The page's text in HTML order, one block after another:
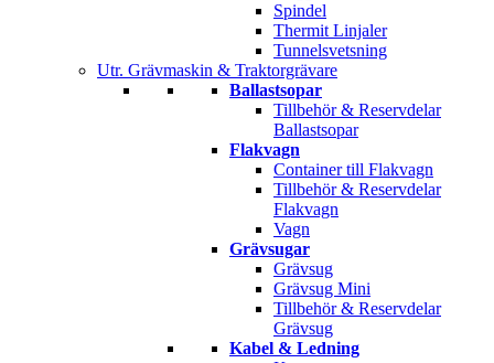
Spindel
Thermit Linjaler
Tunnelsvetsning
Utr. Grävmaskin & Traktorgrävare
Ballastsopar
Tillbehör & Reservdelar
Ballastsopar
Flakvagn
Container till Flakvagn
Tillbehör & Reservdelar
Flakvagn
Vagn
Grävsugar
Grävsug
Grävsug Mini
Tillbehör & Reservdelar
Grävsug
Kabel & Ledning